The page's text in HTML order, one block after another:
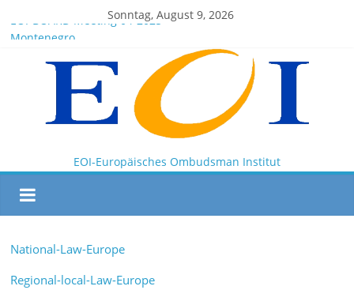
Sonntag, August 9, 2026
EOI-BOARD Meeting 04-2025
Montenegro
EOI – General ASSEMBLY 2025 10 28
President Milkov participated in the Doha Conference on
Artificial Intelligence and Human Rights
EOI-Europäisches Ombudsman Institut
National-Law-Europe
Regional-local-Law-Europe